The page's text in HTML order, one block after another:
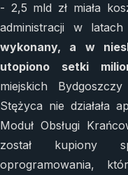
- 2,5 mld zł miała
administracji w
wykonany, a w
utopiono setki
miejskich
Stężyca nie działała
Moduł Obsługi
został kupiony
oprogramowania,